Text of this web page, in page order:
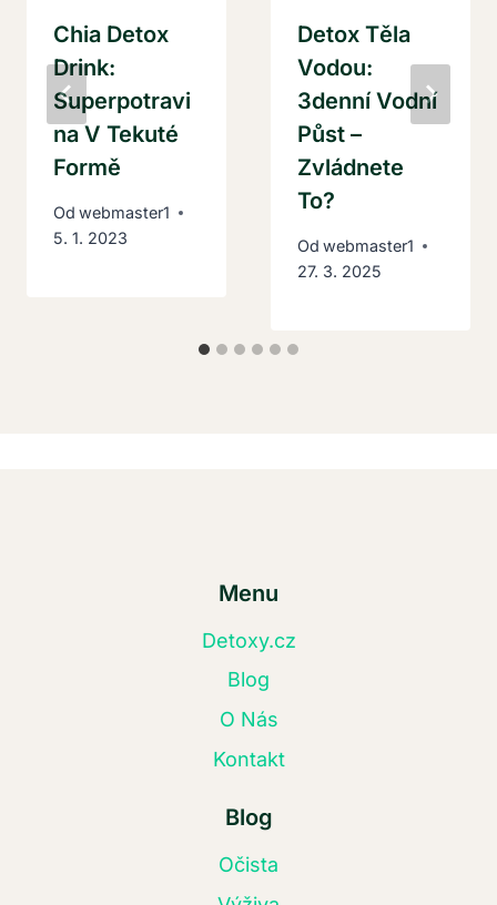
Chia Detox
Drink:
Superpotravi
Na V Tekuté
Formě
Od webmaster1
5. 1. 2023
Detox Těla
Vodou:
3denní Vodní
Půst –
Zvládnete
To?
Od webmaster1
27. 3. 2025
Menu
Detoxy.cz
Blog
O Nás
Kontakt
Blog
Očista